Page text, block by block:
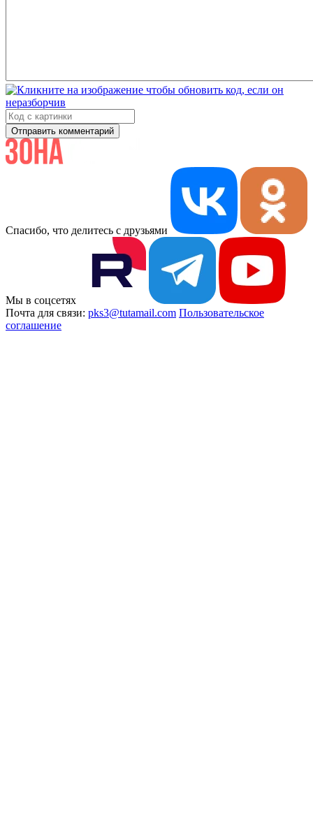
Отправить комментарий
Спасибо, что делитесь с друзьями
Мы в соцсетях
Почта для связи: pks3@tutamail.com Пользовательское
соглашение